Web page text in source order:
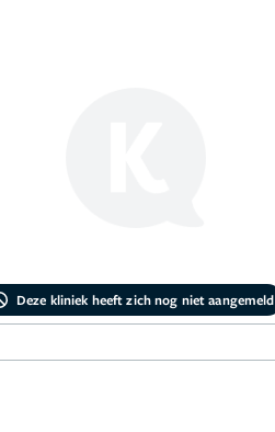
Deze kliniek heeft zich nog niet aangemeld